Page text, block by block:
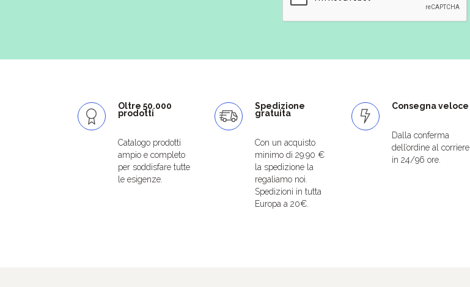
Oltre 50.000
prodotti
Catalogo prodotti
ampio e completo
per soddisfare tutte
le esigenze.
Spedizione
gratuita
Con un acquisto
minimo di 29.90 €
la spedizione la
regaliamo noi.
Spedizioni in tutta
Europa a 20€.
Consegna veloce
Dalla conferma
dell’ordine al corriere
in 24/96 ore.